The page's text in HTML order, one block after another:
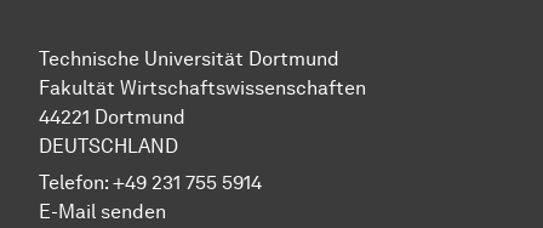
Technische Universität Dortmund
Fakultät Wirtschaftswissenschaften
44221 Dortmund
DEUTSCHLAND
Telefon: +49 231 755 5914
E-Mail senden